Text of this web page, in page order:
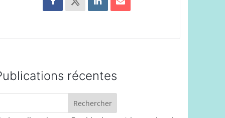
récentes